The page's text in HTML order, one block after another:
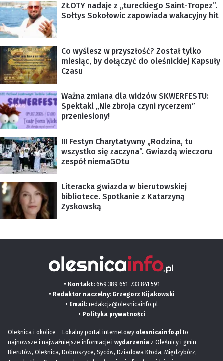
ZŁOTY nadaje z „tureckiego Saint-Tropez”.
Sołtys Sokołowic zapowiada wakacyjny hit
Co wyślesz w przyszłość? Został tylko
miesiąc, by dołączyć do oleśnickiej Kapsuły
Czasu
Ważna zmiana dla widzów SKWERFESTU:
Spektakl „Nie zbroja czyni rycerzem”
przeniesiony!
III Festyn Charytatywny „Rodzina, tu
wszystko się zaczyna”. Gwiazdą wieczoru
zespół niemaGOtu
Literacka gwiazda w bierutowskiej
bibliotece. Spotkanie z Katarzyną
Zyskowską
• Kontakt: 669 389 651 733 841 591
• Redaktor naczelny: Grzegorz Kijakowski
• Email: redakcja@olesnicainfo.pl
• Polityka prywatności
Oleśnica i okolice – Lokalny portal internetowy olesnicainfo.plto
najnowsze i najważniejsze informacje i wydarzenia z Oleśnicy i gmin
Bierutów, Oleśnica, Dobroszyce, Syców, Dziadowa Kłoda, Międzybórz,